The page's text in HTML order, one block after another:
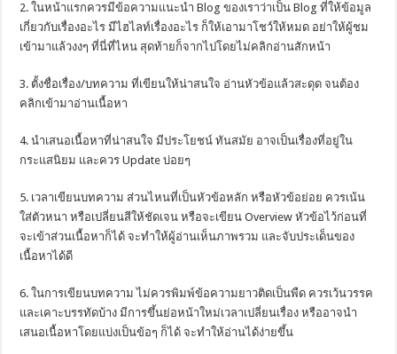
2. ในหน้าแรกควรมีข้อความแนะนำ Blog ของเราว่าเป็น Blog ที่ให้ข้อมูล
เกี่ยวกับเรื่องอะไร มีไฮไลท์เรื่องอะไร ก็ให้เอามาโชว์ให้หมด อย่าให้ผู้ชม
เข้ามาแล้วงงๆ ที่นี่ที่ไหน สุดท้ายก็จากไปโดยไม่คลิกอ่านสักหน้า
3. ตั้งชื่อเรื่อง/บทความ ที่เขียนให้น่าสนใจ อ่านหัวข้อแล้วสะดุด จนต้อง
คลิกเข้ามาอ่านเนื้อหา
4. นำเสนอเนื้อหาที่น่าสนใจ มีประโยชน์ ทันสมัย อาจเป็นเรื่องที่อยู่ใน
กระแสนิยม และควร Update บ่อยๆ
5. เวลาเขียนบทความ ส่วนไหนที่เป็นหัวข้อหลัก หรือหัวข้อย่อย ควรเน้น
ใส่ตัวหนา หรือเปลี่ยนสีให้ชัดเจน หรือจะเขียน Overview หัวข้อไว้ก่อนที่
จะเข้าส่วนเนื้อหาก็ได้ จะทำให้ผู้อ่านเห็นภาพรวม และจับประเด็นของ
เนื้อหาได้ดี
6. ในการเขียนบทความ ไม่ควรพิมพ์ข้อความยาวติดเป็นพืด ควรเว้นวรรค
และเคาะบรรทัดบ้าง มีการขึ้นย่อหน้าใหม่เวลาเปลี่ยนเรื่อง หรืออาจนำ
เสนอเนื้อหาโดยแบ่งเป็นข้อๆ ก็ได้ จะทำให้อ่านได้ง่ายขึ้น